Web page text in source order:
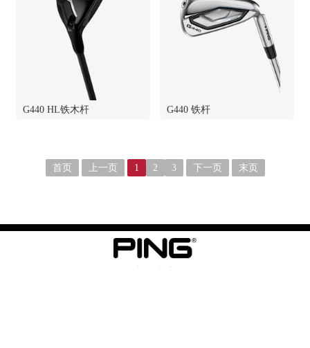
G440 HL铁木杆 G440 铁杆
首页 上一页 1 2 3 下一页 末页